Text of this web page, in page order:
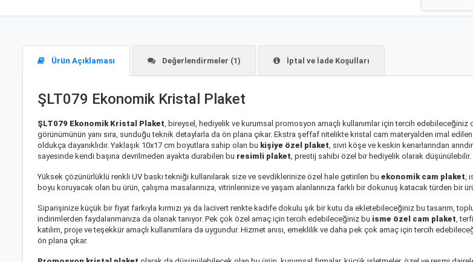
Ürün Açıklaması Değerlendirmeler (1) İptal ve İade Koşulları
ŞLT079 Ekonomik Kristal Plaket
ŞLT079 Ekonomik Kristal Plaket, bireysel, hediyelik ve kurumsal promosyon amaçlı kullanımlar için tercih
görünümünün yanı sıra, sunduğu teknik detaylarla da ön plana çıkar. Ekstra şeffaf nitelikte kristal cam materyalden imal
oldukça dayanıklıdır. Yaklaşık 10x17 cm boyutlara sahip olan bu kişiye özel plaket, sivri köşe ve keskin kenarlarından
sayesinde kendi başına devrilmeden ayakta durabilen bu resimli plaket, prestij sahibi özel bir hediyelik olarak düşünülebilir.
Yüksek çözünürlüklü renkli UV baskı tekniği kullanılarak size ve sevdiklerinize özel hale getirilen bu ekonomik cam plaket,
boyu koruyacak olan bu ürün, çalışma masalarınıza, vitrinlerinize ve yaşam alanlarınıza farklı bir dokunuş katacak türden bir
Siparişinize küçük bir fiyat farkıyla kırmızı ya da lacivert renkte kadife dokulu şık bir kutu da ekletebileceğiniz bu tasarım,
indirimlerden faydalanmanıza da olanak tanıyor. Pek çok özel amaç için tercih edebileceğiniz bu isme özel cam plaket,
katılım, proje ve teşekkür amaçlı kullanımlara da uygundur. Hizmet anısı, emeklilik ve daha pek çok amaç için tercih
ön plana çıkar.